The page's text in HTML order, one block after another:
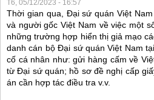
T6, 05/12/2023 - 16:57
Thời gian qua, Đại sứ quán Việt
và người gốc Việt Nam về việc một
những trường hợp hiển thị giả mạo
danh cán bộ Đại sứ quán Việt Nam
cố cá nhân như: gửi hàng cấm về
từ Đại sứ quán; hồ sơ đề nghị cấp
án cần hợp tác điều tra v.v.